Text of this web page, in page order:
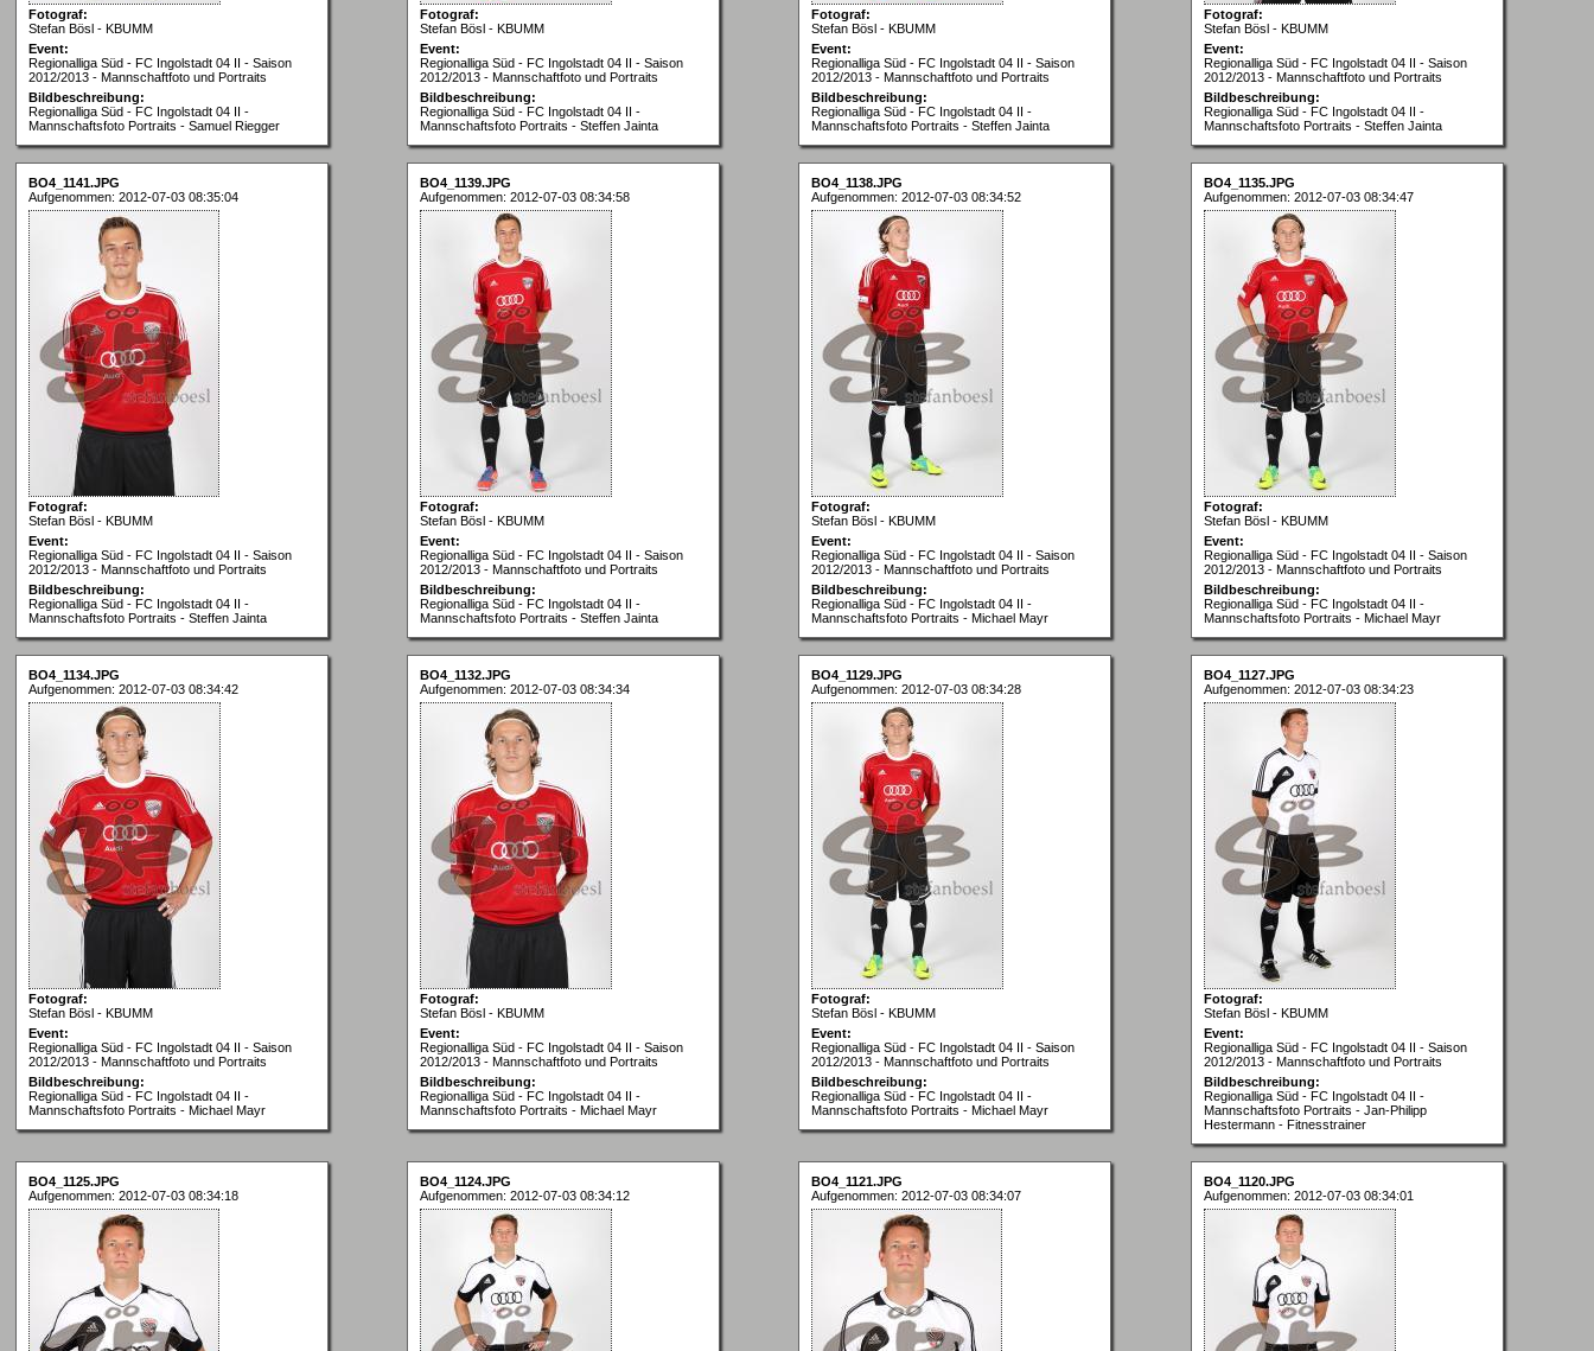
Fotograf:
Stefan Bösl - KBUMM
Event:
Regionalliga Süd - FC Ingolstadt 04 II - Saison
2012/2013 - Mannschaftfoto und Portraits
Bildbeschreibung:
Regionalliga Süd - FC Ingolstadt 04 II -
Mannschaftsfoto Portraits - Samuel Riegger
Fotograf:
Stefan Bösl - KBUMM
Event:
Regionalliga Süd - FC Ingolstadt 04 II - Saison
2012/2013 - Mannschaftfoto und Portraits
Bildbeschreibung:
Regionalliga Süd - FC Ingolstadt 04 II -
Mannschaftsfoto Portraits - Steffen Jainta
Fotograf:
Stefan Bösl - KBUMM
Event:
Regionalliga Süd - FC Ingolstadt 04 II - Saison
2012/2013 - Mannschaftfoto und Portraits
Bildbeschreibung:
Regionalliga Süd - FC Ingolstadt 04 II -
Mannschaftsfoto Portraits - Steffen Jainta
Fotograf:
Stefan Bösl - KBUMM
Event:
Regionalliga Süd - FC Ingolstadt 04 II - Saison
2012/2013 - Mannschaftfoto und Portraits
Bildbeschreibung:
Regionalliga Süd - FC Ingolstadt 04 II -
Mannschaftsfoto Portraits - Steffen Jainta
BO4_1141.JPG
Aufgenommen: 2012-07-03 08:35:04
Fotograf:
Stefan Bösl - KBUMM
Event:
Regionalliga Süd - FC Ingolstadt 04 II - Saison
2012/2013 - Mannschaftfoto und Portraits
Bildbeschreibung:
Regionalliga Süd - FC Ingolstadt 04 II -
Mannschaftsfoto Portraits - Steffen Jainta
BO4_1139.JPG
Aufgenommen: 2012-07-03 08:34:58
Fotograf:
Stefan Bösl - KBUMM
Event:
Regionalliga Süd - FC Ingolstadt 04 II - Saison
2012/2013 - Mannschaftfoto und Portraits
Bildbeschreibung:
Regionalliga Süd - FC Ingolstadt 04 II -
Mannschaftsfoto Portraits - Steffen Jainta
BO4_1138.JPG
Aufgenommen: 2012-07-03 08:34:52
Fotograf:
Stefan Bösl - KBUMM
Event:
Regionalliga Süd - FC Ingolstadt 04 II - Saison
2012/2013 - Mannschaftfoto und Portraits
Bildbeschreibung:
Regionalliga Süd - FC Ingolstadt 04 II -
Mannschaftsfoto Portraits - Michael Mayr
BO4_1135.JPG
Aufgenommen: 2012-07-03 08:34:47
Fotograf:
Stefan Bösl - KBUMM
Event:
Regionalliga Süd - FC Ingolstadt 04 II - Saison
2012/2013 - Mannschaftfoto und Portraits
Bildbeschreibung:
Regionalliga Süd - FC Ingolstadt 04 II -
Mannschaftsfoto Portraits - Michael Mayr
BO4_1134.JPG
Aufgenommen: 2012-07-03 08:34:42
Fotograf:
Stefan Bösl - KBUMM
Event:
Regionalliga Süd - FC Ingolstadt 04 II - Saison
2012/2013 - Mannschaftfoto und Portraits
Bildbeschreibung:
Regionalliga Süd - FC Ingolstadt 04 II -
Mannschaftsfoto Portraits - Michael Mayr
BO4_1132.JPG
Aufgenommen: 2012-07-03 08:34:34
Fotograf:
Stefan Bösl - KBUMM
Event:
Regionalliga Süd - FC Ingolstadt 04 II - Saison
2012/2013 - Mannschaftfoto und Portraits
Bildbeschreibung:
Regionalliga Süd - FC Ingolstadt 04 II -
Mannschaftsfoto Portraits - Michael Mayr
BO4_1129.JPG
Aufgenommen: 2012-07-03 08:34:28
Fotograf:
Stefan Bösl - KBUMM
Event:
Regionalliga Süd - FC Ingolstadt 04 II - Saison
2012/2013 - Mannschaftfoto und Portraits
Bildbeschreibung:
Regionalliga Süd - FC Ingolstadt 04 II -
Mannschaftsfoto Portraits - Michael Mayr
BO4_1127.JPG
Aufgenommen: 2012-07-03 08:34:23
Fotograf:
Stefan Bösl - KBUMM
Event:
Regionalliga Süd - FC Ingolstadt 04 II - Saison
2012/2013 - Mannschaftfoto und Portraits
Bildbeschreibung:
Regionalliga Süd - FC Ingolstadt 04 II -
Mannschaftsfoto Portraits - Jan-Philipp
Hestermann - Fitnesstrainer
BO4_1125.JPG
Aufgenommen: 2012-07-03 08:34:18
BO4_1124.JPG
Aufgenommen: 2012-07-03 08:34:12
BO4_1121.JPG
Aufgenommen: 2012-07-03 08:34:07
BO4_1120.JPG
Aufgenommen: 2012-07-03 08:34:01